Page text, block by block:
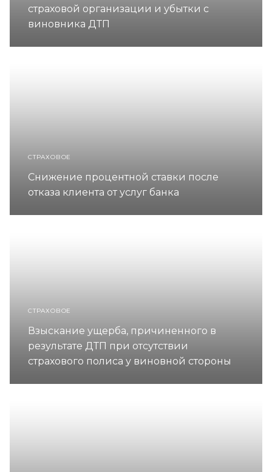
страховой организации и убытки с
виновника ДТП
СТРАХОВОЕ
Снижение процентной ставки после
отказа клиента от услуг банка
СТРАХОВОЕ
Взыскание ущерба, причиненного в
результате ДТП при отсутствии
страхового полиса у виновной стороны